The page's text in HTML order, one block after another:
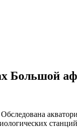
Большой